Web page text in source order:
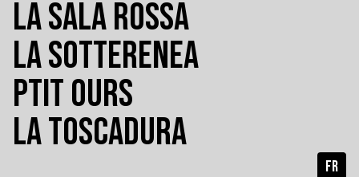
LA SALA ROSSA
LA SOTTERENEA
PTIT OURS
LA TOSCADURA
FR